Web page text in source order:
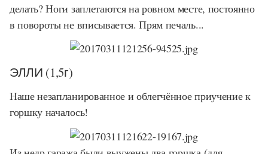
делать? Ноги заплетаются на ровном месте, постоянно
в повороты не вписывается. Прям печаль...
ЭЛЛИ (1,5г)
Наше незапланированное и облегчённое приучение к
горшку началось!